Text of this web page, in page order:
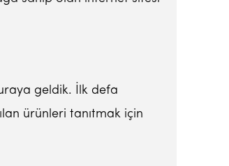
geldik. İlk defa
ürünleri tanıtmak için